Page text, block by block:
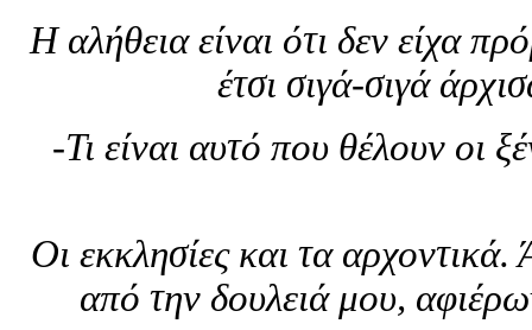
Η αλήθεια είναι ότι δεν είχα
έτσι σιγά-σιγά
-Τι είναι αυτό που θέλουν οι
Οι εκκλησίες και τα
από την δουλειά μου,